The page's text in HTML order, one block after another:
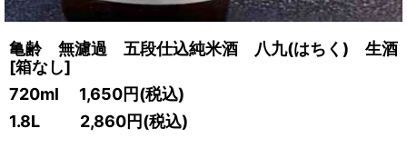
亀齢 無濾過 五段仕込純米酒 八九(はちく) 生酒
[箱なし]
720ml
1,650円(税込)
1.8L 2,860円(税込)